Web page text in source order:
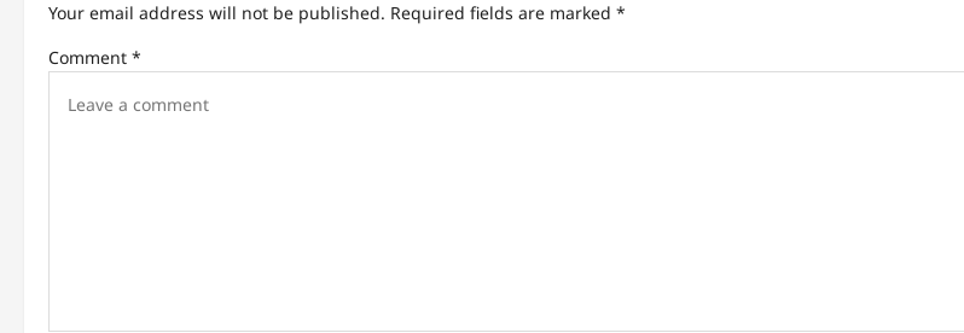
Your email address will not be published. Required fields are marked *
Comment *